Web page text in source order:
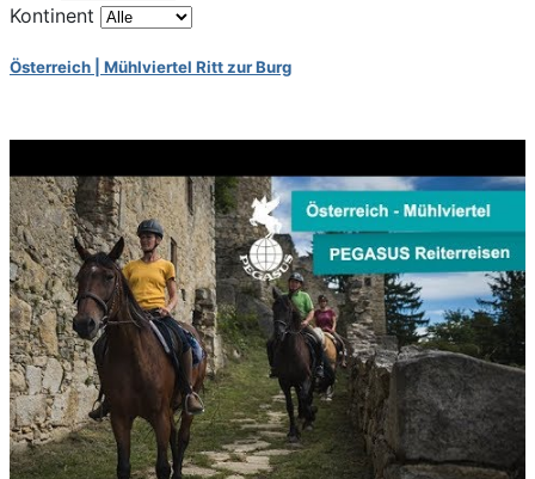
Kontinent
Österreich | Mühlviertel Ritt zur Burg